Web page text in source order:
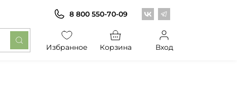
Центр обоев во
Центр обоев в
8 800 550-70-09
Избранное Корзина Вход